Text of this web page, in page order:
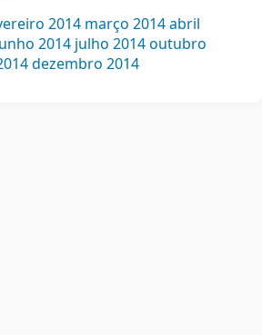
2014 março 2014abril
2014 julho 2014outubro
dezembro 2014